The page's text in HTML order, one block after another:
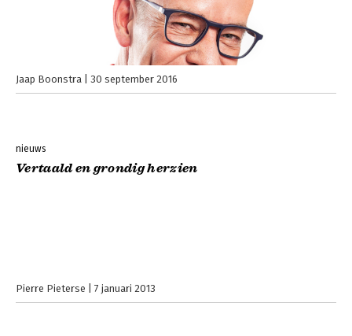
Jaap Boonstra 30 september 2016
nieuws
Vertaald en grondig herzien
Pierre Pieterse 7 januari 2013